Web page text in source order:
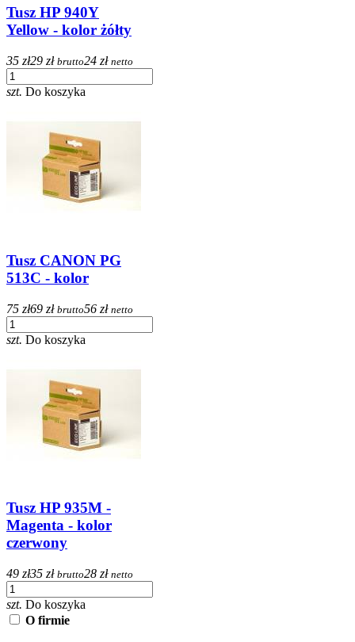
Tusz HP 940Y
Yellow - kolor żółty
35 zł29 zł brutto24 zł netto
szt. Do koszyka
Tusz CANON PG
513C - kolor
75 zł69 zł brutto56 zł netto
szt. Do koszyka
Tusz HP 935M -
Magenta - kolor
czerwony
49 zł35 zł brutto28 zł netto
szt. Do koszyka
O firmie